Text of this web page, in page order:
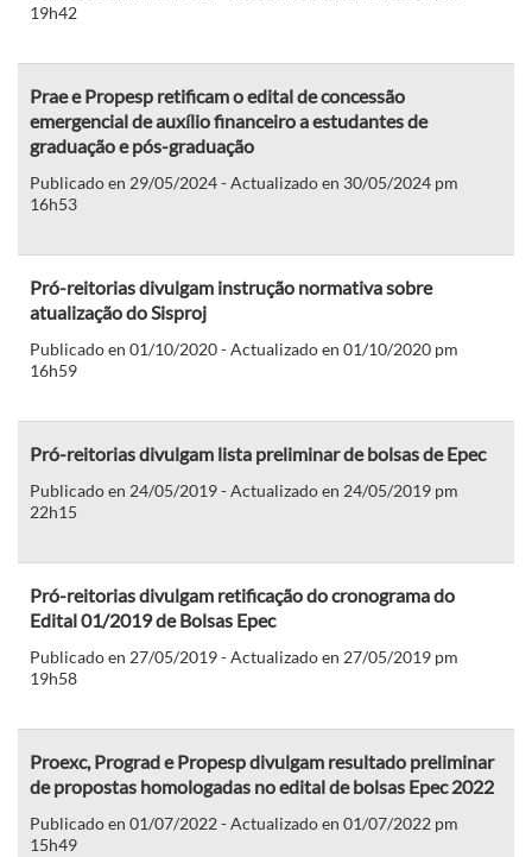
19h42
Prae e Propesp retificam o edital de concessão
emergencial de auxílio financeiro a estudantes de
graduação e pós-graduação
Publicado en 29/05/2024 - Actualizado en 30/05/2024 pm
16h53
Pró-reitorias divulgam instrução normativa sobre
atualização do Sisproj
Publicado en 01/10/2020 - Actualizado en 01/10/2020 pm
16h59
Pró-reitorias divulgam lista preliminar de bolsas de Epec
Publicado en 24/05/2019 - Actualizado en 24/05/2019 pm
22h15
Pró-reitorias divulgam retificação do cronograma do
Edital 01/2019 de Bolsas Epec
Publicado en 27/05/2019 - Actualizado en 27/05/2019 pm
19h58
Proexc, Prograd e Propesp divulgam resultado preliminar
de propostas homologadas no edital de bolsas Epec 2022
Publicado en 01/07/2022 - Actualizado en 01/07/2022 pm
15h49